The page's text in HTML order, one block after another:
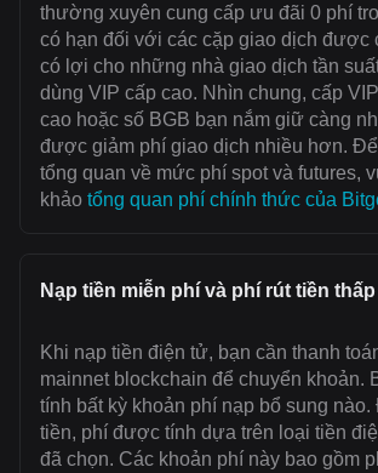
thường xuyên cung cấp ưu đãi 0 phí
có hạn đối với các cặp giao dịch được
có lợi cho những nhà giao dịch tần
dùng VIP cấp cao. Nhìn chung, cấp
cao hoặc số BGB bạn nắm giữ càng
được giảm phí giao dịch nhiều hơn.
tổng quan về mức phí spot và futures,
khảo tổng quan phí chính thức của
Nạp tiền miễn phí và phí rút tiền thấp
Khi nạp tiền điện tử, bạn cần thanh
mainnet blockchain để chuyển khoản.
tính bất kỳ khoản phí nạp bổ sung
tiền, phí được tính dựa trên loại tiền
đã chọn. Các khoản phí này bao gồm